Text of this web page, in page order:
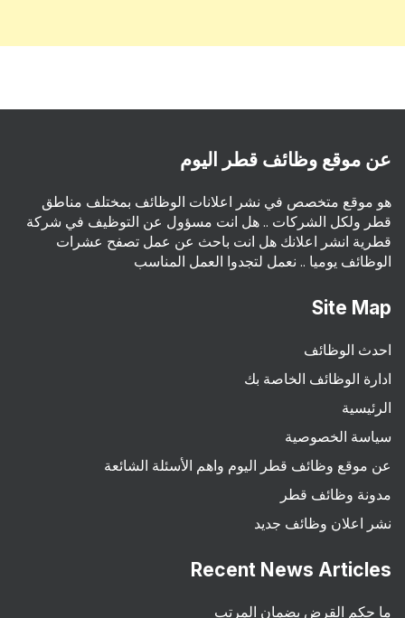
عن موقع وظائف قطر اليوم
هو موقع متخصص في نشر اعلانات الوظائف بمختلف مناطق
قطر ولكل الشركات .. هل انت مسؤول عن التوظيف في شركة
قطرية انشر اعلانك هل انت باحث عن عمل تصفح عشرات
الوظائف يوميا .. نعمل لتجدوا العمل المناسب
Site Map
احدث الوظائف
ادارة الوظائف الخاصة بك
الرئيسية
سياسة الخصوصية
عن موقع وظائف قطر اليوم واهم الأسئلة الشائعة
مدونة وظائف قطر
نشر اعلان وظائف جديد
Recent News Articles
ما حكم القرض بضمان المرتب